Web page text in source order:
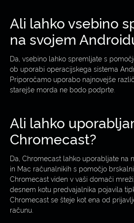
Ali lahko vsebino
na svojem
Da, vsebino lahko spremljate s
ob uporabi operacijskega sistema
Priporočamo uporabo najnovejše
starejše morda ne bodo podprte.
Ali lahko
Chromecast?
Da, Chromecast lahko uporabljate na
in Mac računalnikih s pomočjo
Chromecast viden v vaši domači
desnem kotu predvajalnika pojavila
Chromecast se šteje kot ena od
računu.